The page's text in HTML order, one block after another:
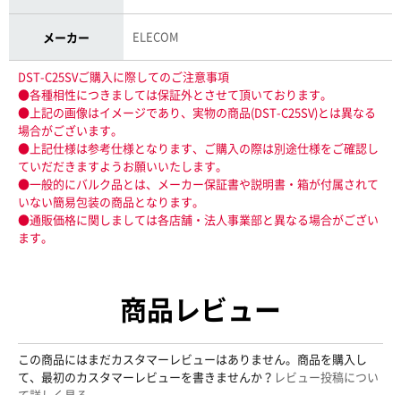
メーカー ELECOM
DST-C25SVご購入に際してのご注意事項
●各種相性につきましては保証外とさせて頂いております。
●上記の画像はイメージであり、実物の商品(DST-C25SV)とは異なる
場合がございます。
●上記仕様は参考仕様となります、ご購入の際は別途仕様をご確認し
ていだだきますようお願いいたします。
●一般的にバルク品とは、メーカー保証書や説明書・箱が付属されて
いない簡易包装の商品となります。
●通販価格に関しましては各店舗・法人事業部と異なる場合がござい
ます。
商品レビュー
この商品にはまだカスタマーレビューはありません。商品を購入し
て、最初のカスタマーレビューを書きませんか？ レビュー投稿につい